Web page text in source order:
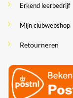
Erkend leerbedrijf
Mijn clubwebshop
Retourneren